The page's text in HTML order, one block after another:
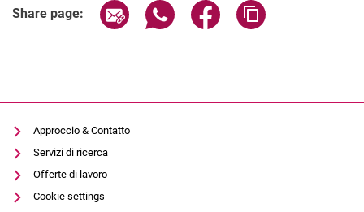
Share page: Share page via email
Share page via WhatsApp
Share page via
Approccio & Contatto
Servizi di ricerca
Offerte di lavoro
Cookie settings